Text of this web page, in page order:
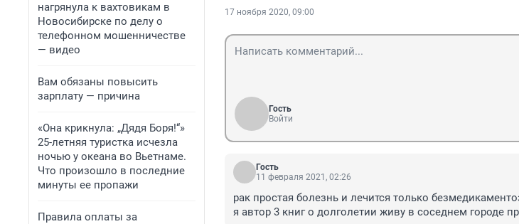
нагрянула к вахтовикам в
Новосибирске по делу о
телефонном мошенничестве
— видео
Вам обязаны повысить
зарплату — причина
«Она крикнула: „Дядя Боря!“»
25-летняя туристка исчезла
ночью у океана во Вьетнаме.
Что произошло в последние
минуты ее пропажи
Правила оплаты за
17 ноября 2020, 09:00
Гость
Войти
Гость
11 февраля 2021, 02:26
рак простая болезнь и лечится только
я автор 3 книг о долголетии живу в соседнем городе